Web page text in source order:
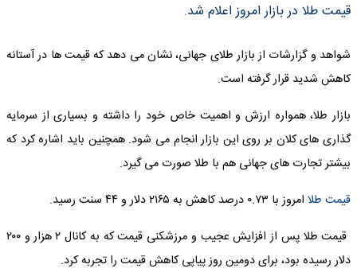
قیمت طلا در بازار امروز اعلام شد.
شواهد و گزارشات از بازار طلای جهانی، نشان می دهد که قیمت ها در آستانه
کاهش شدید قرار گرفته است.
بازار طلا، همواره ارزش و اهمیت خاص خود را داشته و بسیاری از سرمایه
گذاری های کلان بر روی این بازار انجام می شود. همچنین باید اشاره کرد که
بیشتر تجارت های جهانی هم با طلا صورت می گیرد.
قیمت طلا امروز با ۰.۷۳ درصد کاهش به ۲۱۶۵ دلار و ۴۴ سنت رسید.
قیمت طلا پس از افزایش عجیب و مرزشکنی قیمت که به کانال ۲ هزار و ۲۰۰
دلار رسیده بود، برای دومین روز پیاپی کاهش قیمت را تجربه کرد.